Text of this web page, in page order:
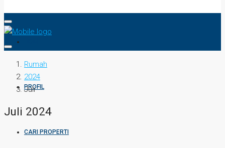
PROFIL
CARI PROPERTI
Rumah
2024
Juli
Juli 2024